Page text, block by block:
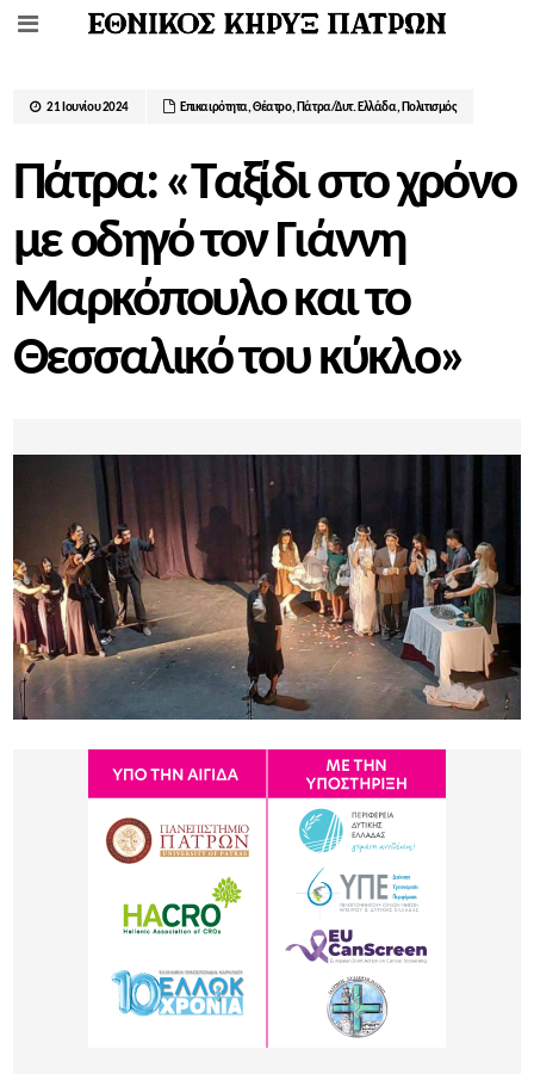
21 Ιουνίου 2024 Επικαιρότητα,Θέατρο, Πάτρα/Δυτ. Ελλάδα, Πολιτισμός
Πάτρα: «Ταξίδι στο χρόνο
με οδηγό τον Γιάννη
Μαρκόπουλο και το
Θεσσαλικό του κύκλο»